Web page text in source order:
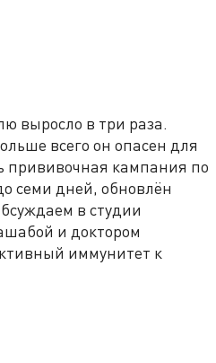
выросло в три раза.
всего он опасен для
прививочная кампания по
семи дней, обновлён
в студии
и доктором
иммунитет к